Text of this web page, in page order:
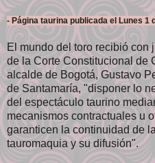
- Página taurina publicada el Lunes 1
El mundo del toro recibió
de la Corte Constitucional de
alcalde de Bogotá, Gustavo
de Santamaría, "disponer lo
del espectáculo taurino
mecanismos contractuales u
garanticen la continuidad de
tauromaquia y su difusión".